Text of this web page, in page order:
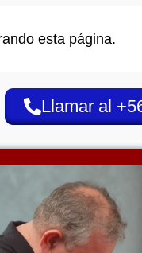
esta página.
Llamar al